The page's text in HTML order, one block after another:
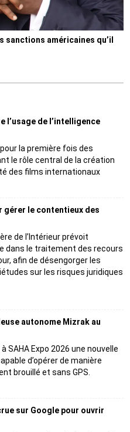
sanctions américaines qu’il
l’usage de l’intelligence
la première fois des
le rôle central de la création
des films internationaux
gérer le contentieux des
de l’Intérieur prévoit
dans le traitement des recours
afin de désengorger les
sur les risques juridiques
autonome Mizrak au
SAHA Expo 2026 une nouvelle
d’opérer de manière
brouillé et sans GPS.
sur Google pour ouvrir